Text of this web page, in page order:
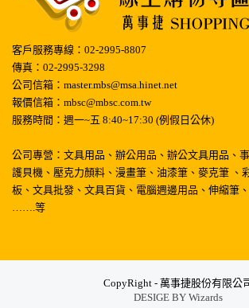
客戶服務專線：02-2995-8807
傳真：02-2995-3298
公司信箱：master.mbs@msa.hinet.net
報價信箱：mbsc@mbsc.com.tw
服務時間：週一~五 8:40~17:30 (例假日公休)
公司專營：文具用品、辦公用品、辦公文具用品、
護貝機、壓克力顏料、漫畫筆、油漆筆、麥克筆 、
板、文具批發、文具百貨、電腦週邊用品、伸縮筆
…….等
CopyRight - 萬事捷股份有限公
DESIGE BY Wizards